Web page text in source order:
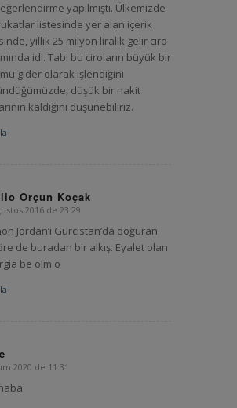
yapılmıştı. Ülkemizde
listesinde yer alan içerik
yıllık 25 milyon liralık gelir ciro
idi. Tabi bu ciroların büyük bir
gider olarak işlendiğini
düşük bir nakit
kaldığını düşünebiliriz.
Orçun Koçak
2016 de 23:29
Jordan’ı Gürcistan’da doğuran
de buradan bir alkış. Eyalet olan
be olm o
2020 de 11:31